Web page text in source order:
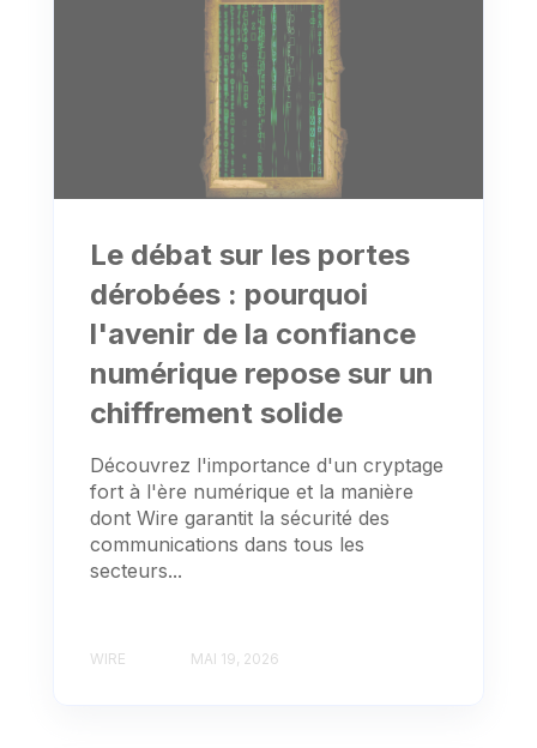
Le débat sur les portes
dérobées : pourquoi
l'avenir de la confiance
numérique repose sur un
chiffrement solide
Découvrez l'importance d'un cryptage
fort à l'ère numérique et la manière
dont Wire garantit la sécurité des
communications dans tous les
secteurs...
WIRE MAI 19, 2026